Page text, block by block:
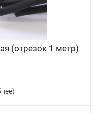
(отрезок 1 метр)